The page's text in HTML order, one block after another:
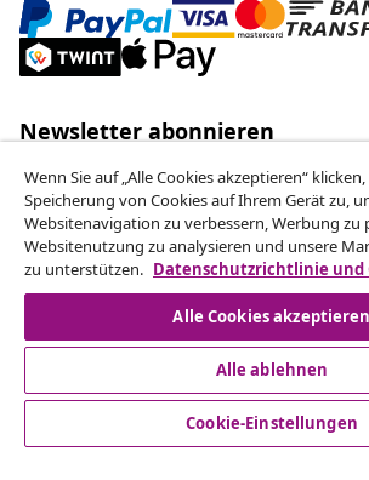
Newsletter abonnieren
wöchentliche Angebote, saisonale
Neuheiten von vidaXL erhalten.
Unsere Social-Media-Accounts
Wenn Sie auf „Alle Cookies akzeptieren“
Speicherung von Cookies auf Ihrem Gerät zu,
Websitenavigation zu verbessern, Werbung zu
Websitenutzung zu analysieren und unsere
zu unterstützen. Datenschutzrichtlinie und
Alle Cookies akzeptieren
Alle ablehnen
Cookie-Einstellungen